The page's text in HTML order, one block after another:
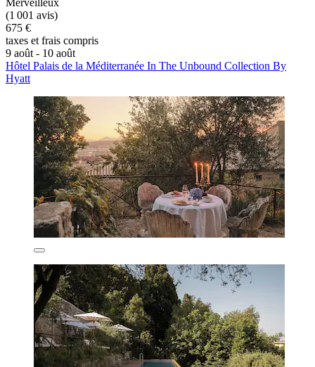
Merveilleux
(1 001 avis)
675 €
taxes et frais compris
9 août - 10 août
Hôtel Palais de la Méditerranée In The Unbound Collection By
Hyatt